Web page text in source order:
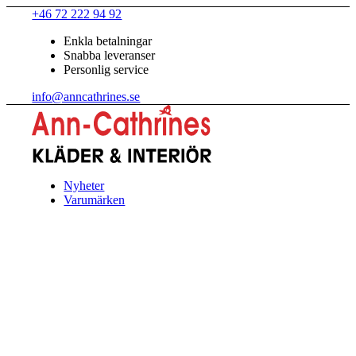
+46 72 222 94 92
Enkla betalningar
Snabba leveranser
Personlig service
info@anncathrines.se
Nyheter
Varumärken